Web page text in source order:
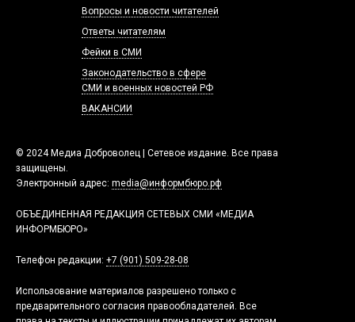
© 2024 Медиа Доброволец | Сетевое издание. Все права
защищены.
Электронный адрес: media@информбюро.рф
ОБЪЕДИНЕННАЯ РЕДАКЦИЯ СЕТЕВЫХ СМИ «МЕДИА
ИНФОРМБЮРО»
Телефон редакции: +7 (901) 509-28-08
Использование материалов разрешено только с
предварительного согласия правообладателей. Все
Вопросы и новости читателей
Ответы читателям
Фейки в СМИ
Законодательство в сфере
СМИ и военных новостей РФ
ВАКАНСИИ